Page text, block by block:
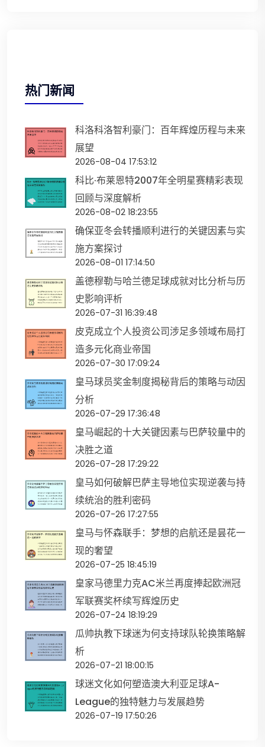
热门新闻
科洛科洛智利豪门：百年辉煌历程与未来
展望
2026-08-04 17:53:12
科比·布莱恩特2007年全明星赛精彩表现
回顾与深度解析
2026-08-02 18:23:55
确保亚冬会转播顺利进行的关键因素与实
施方案探讨
2026-08-01 17:14:50
盖德穆勒与哈兰德足球成就对比分析与历
史影响评析
2026-07-31 16:39:48
皮克成立个人投资公司涉足多领域布局打
造多元化商业帝国
2026-07-30 17:09:24
皇马球员奖金制度揭秘背后的策略与动因
分析
2026-07-29 17:36:48
皇马崛起的十大关键因素与巴萨较量中的
决胜之道
2026-07-28 17:29:22
皇马如何破解巴萨主导地位实现逆袭与持
续统治的胜利密码
2026-07-26 17:27:55
皇马与怀森联手：梦想的启航还是昙花一
现的奢望
2026-07-25 18:45:19
皇家马德里力克AC米兰再度捧起欧洲冠
军联赛奖杯续写辉煌历史
2026-07-24 18:19:29
瓜帅执教下球迷为何支持球队轮换策略解
析
2026-07-21 18:00:15
球迷文化如何塑造澳大利亚足球A-
League的独特魅力与发展趋势
2026-07-19 17:50:26